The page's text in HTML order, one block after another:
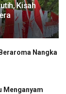
Kisah
Nangka
Menganyam